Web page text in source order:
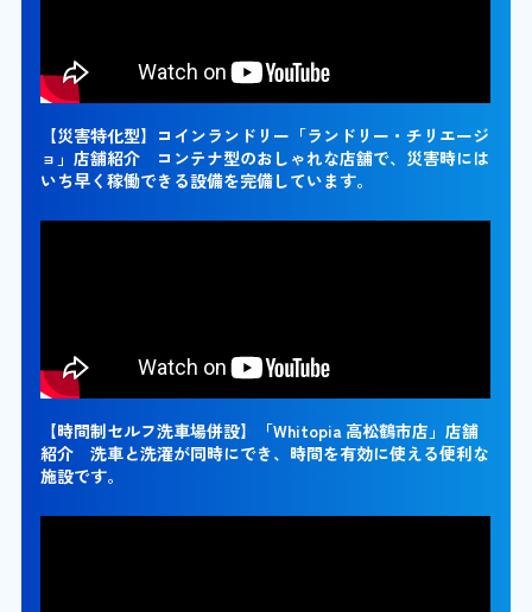
【災害特化型】コインランドリー「ランドリー・チリエージ
ョ」店舗紹介 コンテナ型のおしゃれな店舗で、災害時には
いち早く稼働できる設備を完備しています。
【時間制セルフ洗車場併設】「Whitopia 高松鶴市店」店舗
紹介 洗車と洗濯が同時にでき、時間を有効に使える便利な
施設です。